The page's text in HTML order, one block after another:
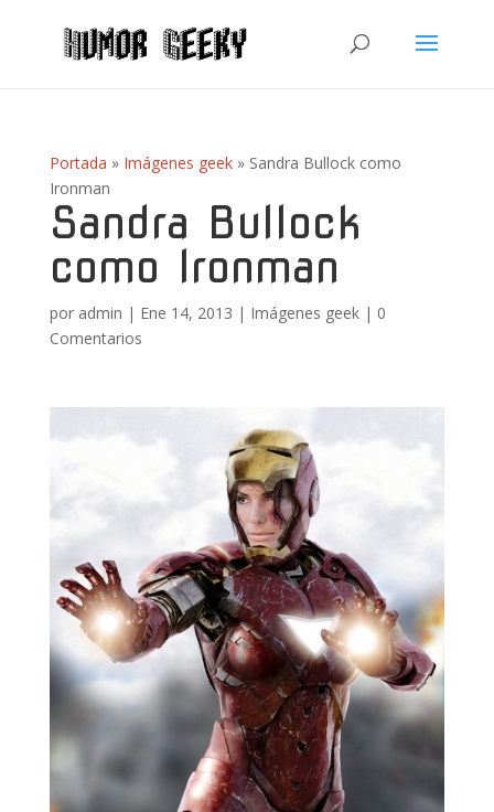
Portada » Imágenes geek» Sandra Bullock como
Ironman
Sandra Bullock
como Ironman
por admin | Ene 14, 2013 | Imágenes geek| 0
Comentarios